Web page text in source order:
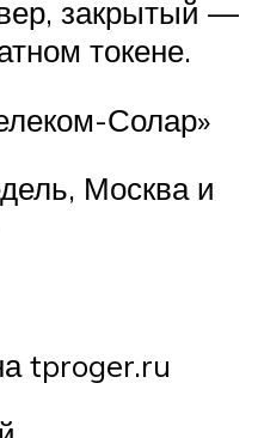
закрытый —
токене.
Солар»
Москва и
tproger.ru